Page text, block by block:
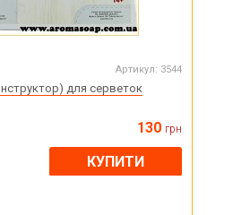
Артикул: 3544
для серветок
130 грн
КУПИТИ